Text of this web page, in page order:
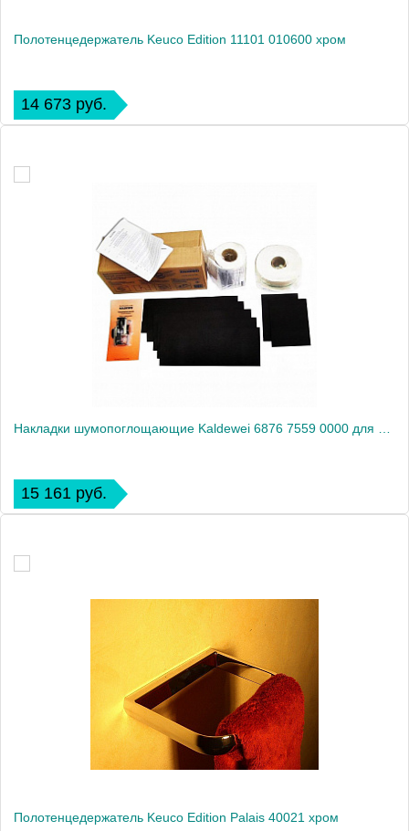
Полотенцедержатель Keuco Edition 11101 010600 хром
14 673 руб.
15 161 руб.
Полотенцедержатель Keuco Edition Palais 40021 хром